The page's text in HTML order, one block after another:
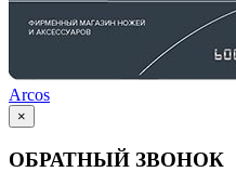
Arcos
×
ОБРАТНЫЙ ЗВОНОК